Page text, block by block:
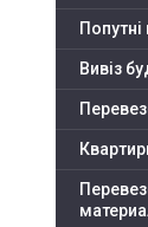
Вивіз